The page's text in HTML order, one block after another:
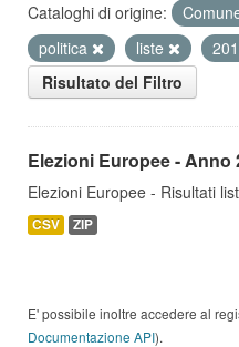
Cataloghi di origine:
politica
liste
Risultato del Filtro
Elezioni Europee - Anno
Elezioni Europee - Risultati
CSV ZIP
E' possibile inoltre accedere al
Documentazione API).